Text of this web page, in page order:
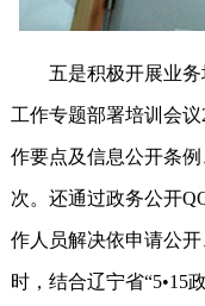
五是积极开展业务
工作专题部署培训会
作要点及信息公开条
次。还通过政务公开
作人员解决依申请公
时，结合辽宁省“5•15